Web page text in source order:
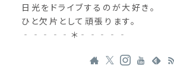
日光をドライブするのが大好き。
ひと欠片として頑張ります。
‐‐‐‐‐＊‐‐‐‐‐